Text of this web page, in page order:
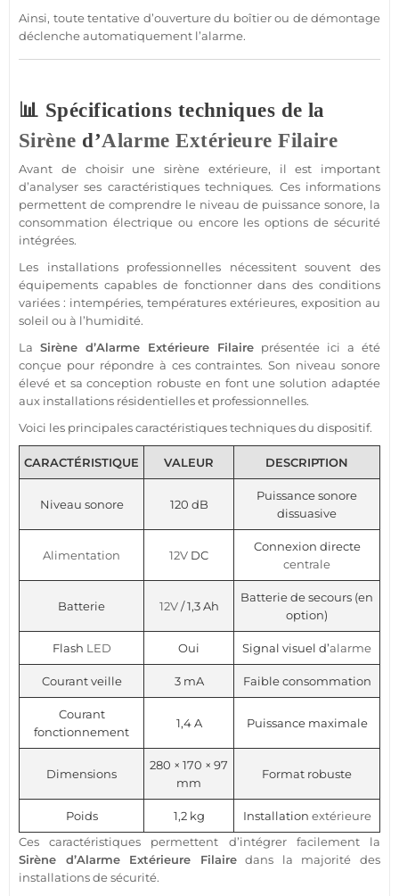
Ainsi, toute tentative d’ouverture du boîtier ou de démontage
déclenche automatiquement l’alarme.
📊 Spécifications techniques de la
Sirène d’Alarme Extérieure Filaire
Avant de choisir une sirène extérieure, il est important
d’analyser ses caractéristiques techniques. Ces informations
permettent de comprendre le niveau de puissance sonore, la
consommation électrique ou encore les options de sécurité
intégrées.
Les installations professionnelles nécessitent souvent des
équipements capables de fonctionner dans des conditions
variées : intempéries, températures extérieures, exposition au
soleil ou à l’humidité.
La Sirène d’Alarme Extérieure Filaire présentée ici a été
conçue pour répondre à ces contraintes. Son niveau sonore
élevé et sa conception robuste en font une solution adaptée
aux installations résidentielles et professionnelles.
Voici les principales caractéristiques techniques du dispositif.
CARACTÉRISTIQUE VALEUR DESCRIPTION
Niveau sonore 120 dB
Puissance sonore
dissuasive
Alimentation 12V DC
Connexion directe
centrale
Batterie 12V/ 1,3 Ah
Batterie de secours (en
option)
Flash LED Oui Signal visuel d’alarme
Courant veille 3 mA Faible consommation
Courant
fonctionnement
1,4 A Puissance maximale
Dimensions
280 × 170 × 97
mm
Format robuste
Poids 1,2 kg Installation extérieure
Ces caractéristiques permettent d’intégrer facilement la
Sirène d’Alarme Extérieure Filairedans la majorité des
installations desécurité.